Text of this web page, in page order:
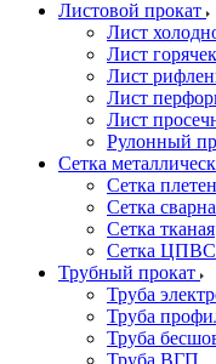
Листовой прокат
Лист
Лист
Лист
Лист
Лист
Рулонный
Сетка
Сетка
Сетка
Сетка тканая
Сетка ЦПВС
Трубный прокат
Труба
Труба
Труба
Труба ВГП